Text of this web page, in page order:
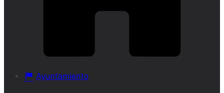
Ayuntamiento